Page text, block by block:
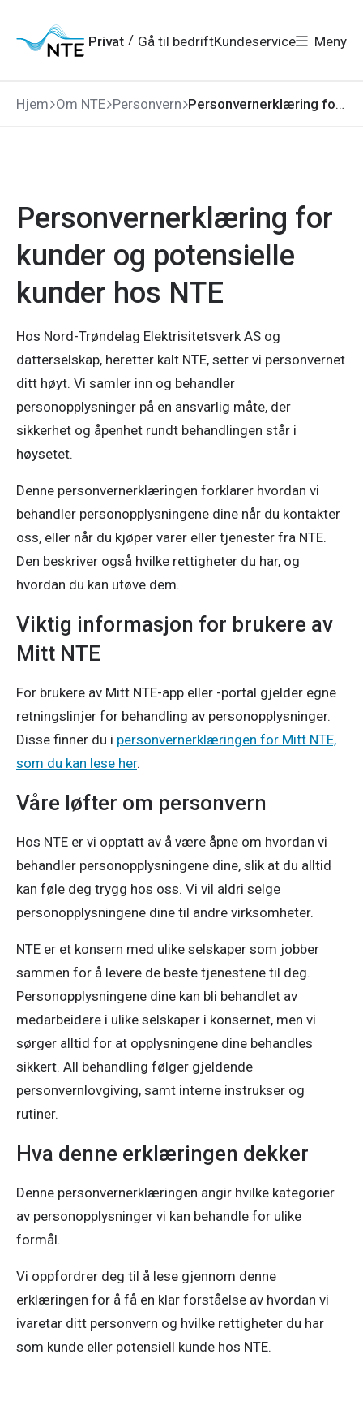
hovedmeny
søk
hovedinnhold
bunnområde
Privat / Gå til bedriftKundeservice Meny
Hjem Om NTE Personvern Personvernerklæring for kunder og potensielle kunder hos NTE
Personvernerklæring for
kunder og potensielle
kunder hos NTE
Hos Nord-Trøndelag Elektrisitetsverk AS og
datterselskap, heretter kalt NTE, setter vi personvernet
ditt høyt. Vi samler inn og behandler
personopplysninger på en ansvarlig måte, der
sikkerhet og åpenhet rundt behandlingen står i
høysetet.
Denne personvernerklæringen forklarer hvordan vi
behandler personopplysningene dine når du kontakter
oss, eller når du kjøper varer eller tjenester fra NTE.
Den beskriver også hvilke rettigheter du har, og
hvordan du kan utøve dem.
Viktig informasjon for brukere av
Mitt NTE
For brukere av Mitt NTE-app eller -portal gjelder egne
retningslinjer for behandling av personopplysninger.
Disse finner du i personvernerklæringen for Mitt NTE,
som du kan lese her.
Våre løfter om personvern
Hos NTE er vi opptatt av å være åpne om hvordan vi
behandler personopplysningene dine, slik at du alltid
kan føle deg trygg hos oss. Vi vil aldri selge
personopplysningene dine til andre virksomheter.
NTE er et konsern med ulike selskaper som jobber
sammen for å levere de beste tjenestene til deg.
Personopplysningene dine kan bli behandlet av
medarbeidere i ulike selskaper i konsernet, men vi
sørger alltid for at opplysningene dine behandles
sikkert. All behandling følger gjeldende
personvernlovgiving, samt interne instrukser og
rutiner.
Hva denne erklæringen dekker
Denne personvernerklæringen angir hvilke kategorier
av personopplysninger vi kan behandle for ulike
formål.
Vi oppfordrer deg til å lese gjennom denne
erklæringen for å få en klar forståelse av hvordan vi
ivaretar ditt personvern og hvilke rettigheter du har
som kunde eller potensiell kunde hos NTE.